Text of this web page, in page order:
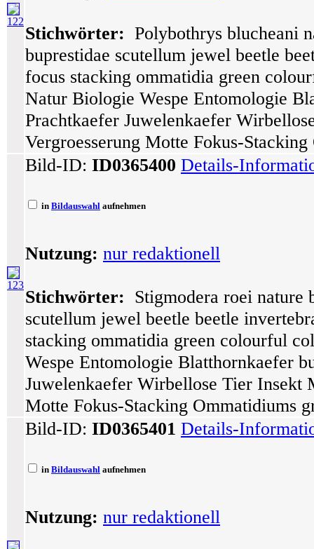
122
Stichwörter: Polybothrys blucheani
buprestidae scutellum jewel beetle
focus stacking ommatidia green
Natur Biologie Wespe Entomologie
Prachtkaefer Juwelenkaefer
Vergroesserung Motte Fokus-
123
Bild-ID: ID0365400 Details-
in Bildauswahl aufnehmen
Nutzung: nur redaktionell
Stichwörter: Stigmodera roei nature
scutellum jewel beetle beetle
stacking ommatidia green colourful
Wespe Entomologie Blatthornkaefer
Juwelenkaefer Wirbellose Tier Insekt
Motte Fokus-Stacking Ommatidiums
Bild-ID: ID0365401 Details-
in Bildauswahl aufnehmen
Nutzung: nur redaktionell